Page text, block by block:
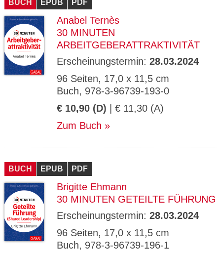
BUCH EPUB PDF
Anabel Ternès
30 MINUTEN
ARBEITGEBERATTRAKTIVITÄT
Erscheinungstermin: 28.03.2024
96 Seiten, 17,0 x 11,5 cm
Buch, 978-3-96739-193-0
€ 10,90 (D) | € 11,30 (A)
Zum Buch
BUCH EPUB PDF
Brigitte Ehmann
30 MINUTEN GETEILTE FÜHRUNG
Erscheinungstermin: 28.03.2024
96 Seiten, 17,0 x 11,5 cm
Buch, 978-3-96739-196-1